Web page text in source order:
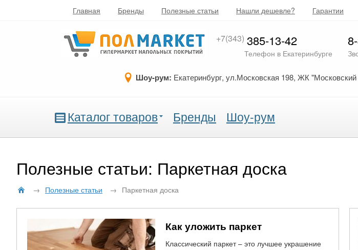
Главная Бренды Полезные статьи Нашли дешевле? Гарантии
+7(343) 385-13-42
Телефон в Екатеринбурге
Шоу-рум: Екатеринбург, ул.Московская 198, ЖК "Московский
Каталог товаров Бренды Шоу-рум
Полезные статьи: Паркетная доска
→ Полезные статьи → Паркетная доска
Как уложить паркет
Классический паркет – это лучшее украшение